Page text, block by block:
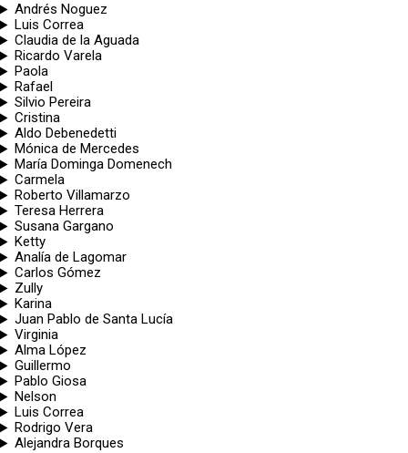
Andrés Noguez
Luis Correa
Claudia de la Aguada
Ricardo Varela
Paola
Rafael
Silvio Pereira
Cristina
Aldo Debenedetti
Mónica de Mercedes
María Dominga Domenech
Carmela
Roberto Villamarzo
Teresa Herrera
Susana Gargano
Ketty
Analía de Lagomar
Carlos Gómez
Zully
Karina
Juan Pablo de Santa Lucía
Virginia
Alma López
Guillermo
Pablo Giosa
Nelson
Luis Correa
Rodrigo Vera
Alejandra Borques